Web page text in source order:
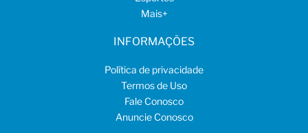
Mais+
INFORMAÇÕES
Política de privacidade
Termos de Uso
Fale Conosco
Anuncie Conosco